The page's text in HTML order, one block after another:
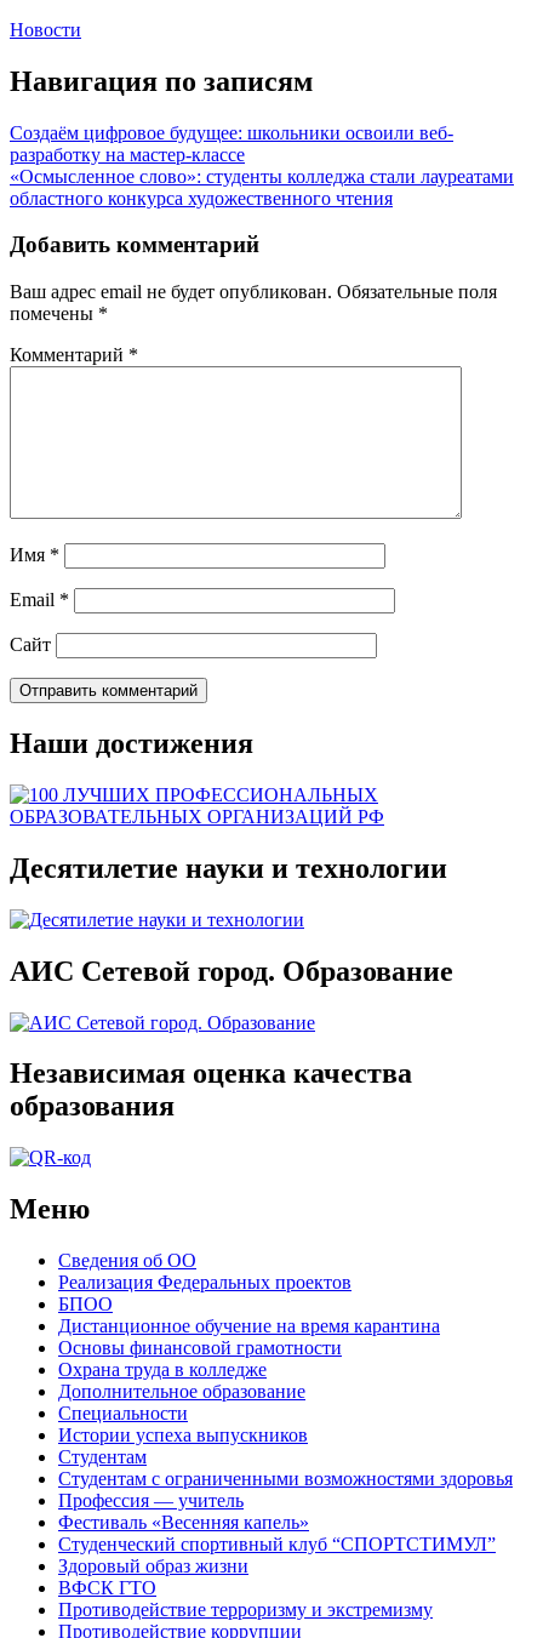
Новости
Навигация по записям
Создаём цифровое будущее: школьники освоили веб-
разработку на мастер-классе
«Осмысленное слово»: студенты колледжа стали лауреатами
областного конкурса художественного чтения
Добавить комментарий
Ваш адрес email не будет опубликован. Обязательные поля
помечены *
Комментарий *
Имя *
Email *
Сайт
Наши достижения
Десятилетие науки и технологии
АИС Сетевой город. Образование
Независимая оценка качества
образования
Меню
Сведения об ОО
Реализация Федеральных проектов
БПОО
Дистанционное обучение на время карантина
Основы финансовой грамотности
Охрана труда в колледже
Дополнительное образование
Специальности
Истории успеха выпускников
Студентам
Студентам с ограниченными возможностями здоровья
Профессия — учитель
Фестиваль «Весенняя капель»
Студенческий спортивный клуб “СПОРТСТИМУЛ”
Здоровый образ жизни
ВФСК ГТО
Противодействие терроризму и экстремизму
Противодействие коррупции